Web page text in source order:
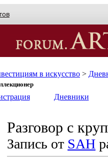
в искусство >
Дневники
Разговор с
Запись от SAH